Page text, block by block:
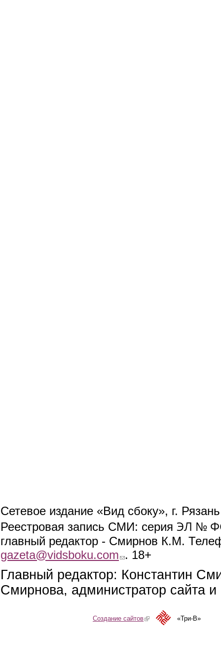
Сетевое издание «Вид сбоку», г.
Реестровая запись СМИ: серия ЭЛ №
главный редактор - Смирнов К.М.
gazeta@vidsboku.com (link sends e-mail)
. 18+
Главный редактор: Константин
Смирнова, администратор сайта
Создание сайтов(link is external)«Три-В»